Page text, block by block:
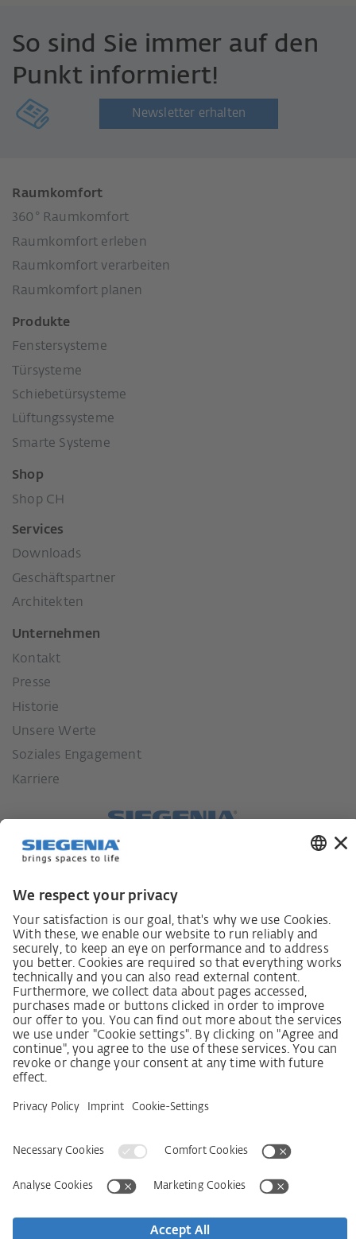
So sind Sie immer auf den
Punkt informiert!
Newsletter erhalten
Raumkomfort
360° Raumkomfort
Raumkomfort erleben
Raumkomfort verarbeiten
Raumkomfort planen
Produkte
Fenstersysteme
Türsysteme
Schiebetürsysteme
Lüftungssysteme
Smarte Systeme
Shop
Shop CH
Services
Downloads
Geschäftspartner
Architekten
Unternehmen
Kontakt
Presse
Historie
Unsere Werte
Soziales Engagement
Karriere
Lieferkettensorgfaltspflichtengesetz
Lieferantenkodex
LkSG-Merkblatt für Lieferanten
Grundsatzerklärung Menschenrechtsstrategie
Beschwerdeverfahren
Impressum
Erklärung zur Barrierefreiheit